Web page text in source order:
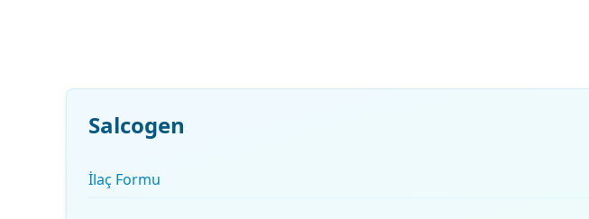
Salcogen
İlaç Formu